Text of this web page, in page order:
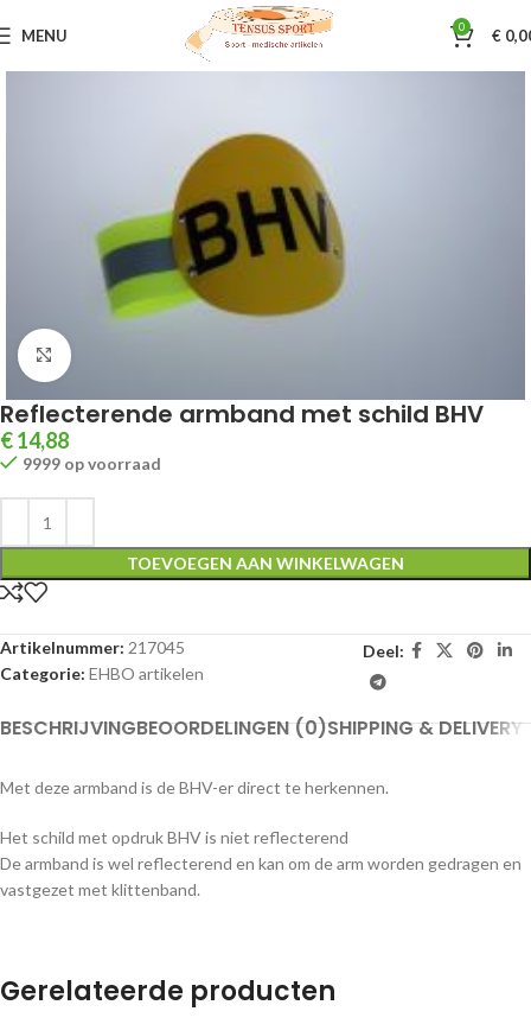
MENU 0 €
Home EHBO koffers / artikelen EHBO artikelen
Klik om te vergroten
Reflecterende armband met schild BHV
€14,88
9999 op voorraad
TOEVOEGEN AAN WINKELWAGEN
Artikelnummer: 217045
Categorie: EHBO artikelen
Deel:
BESCHRIJVINGBEOORDELINGEN (0)SHIPPING & DELIVERY
Met deze armband is de BHV-er direct te herkennen.
Het schild met opdruk BHV is niet reflecterend
De armband is wel reflecterend en kan om de arm worden gedragen en
vastgezet met klittenband.
Gerelateerde producten